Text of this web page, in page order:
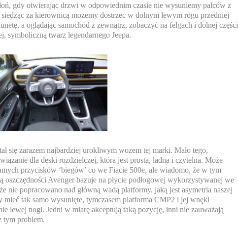
gdy otwierając drzwi w odpowiednim czasie nie wysuniemy palców z
za kierownicą możemy dostrzec w dolnym lewym rogu przedniej
a oglądając samochód z zewnątrz, zobaczyć na felgach i dolnej części
symboliczną twarz legendarnego Jeepa.
się zarazem najbardziej urokliwym wozem tej marki. Mało tego,
dla deski rozdzielczej, która jest prosta, ładna i czytelna. Może
przycisków ‘biegów’ co we Fiacie 500e, ale wiadomo, że w tym
oszczędności Avenger bazuje na płycie podłogowej wykorzystywanej we
nie popracowano nad główną wadą platformy, jaką jest asymetria naszej
tak samo wysunięte, tymczasem platforma CMP2 i jej wnęki
lewej nogi. Jedni w miarę akceptują taką pozycję, inni nie zauważają
tym problem.